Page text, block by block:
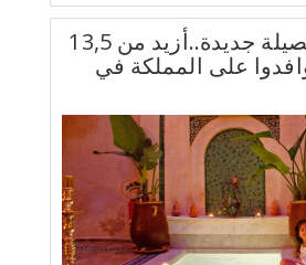
المغرب:في حصيلة جديدة..أزيد من 13,5
على المملكة في